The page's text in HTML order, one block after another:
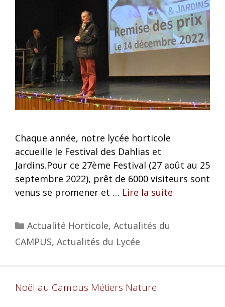
Chaque année, notre lycée horticole
accueille le Festival des Dahlias et
Jardins.Pour ce 27ème Festival (27 août au 25
septembre 2022), prêt de 6000 visiteurs sont
venus se promener et … Lire la suite
Actualité Horticole, Actualités du
CAMPUS, Actualités du Lycée
Noël au Campus Métiers Nature